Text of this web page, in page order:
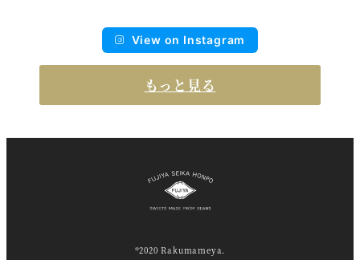
View on Instagram
もっと見る
®2020 Rakumameya.